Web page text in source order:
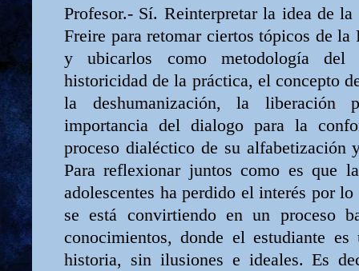
Profesor.- Sí. Reinterpretar la idea de la
Freire para retomar ciertos tópicos de
y ubicarlos como metodología del
historicidad de la práctica, el concepto
la deshumanización, la liberación
importancia del dialogo para la
proceso dialéctico de su alfabetización
Para reflexionar juntos como es que
adolescentes ha perdido el interés por
se está convirtiendo en un proceso
conocimientos, donde el estudiante
historia, sin ilusiones e ideales. Es